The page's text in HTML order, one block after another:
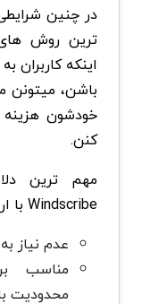
در چنین
ترین روش
اینکه کاربران
باشن، میتونن
کنن.
مهم ترین
Windscribe با ارز دیجیتال عبارت اند از:
عدم نیاز
مناسب
محدودیت